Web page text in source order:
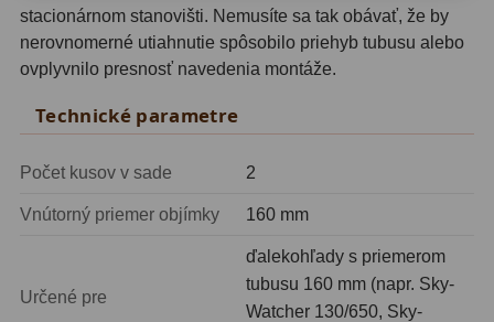
Fotografické montáže5
Statívy a piliere3
Tubusové kruhy10
Iné27
stacionárnom stanovišti. Nemusíte sa tak obávať, že by
nerovnomerné utiahnutie spôsobilo priehyb tubusu alebo
ovplyvnilo presnosť navedenia montáže.
Technické parametre
Počet kusov v sade 2
Vnútorný priemer objímky 160 mm
Určené pre
ďalekohľady s priemerom
tubusu 160 mm (napr. Sky-
Watcher 130/650, Sky-